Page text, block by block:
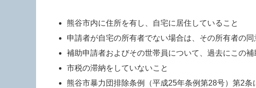
熊谷市内に住所を有し、自宅に居住していること
申請者が自宅の所有者でない場合は、その所有者の同
補助申請者およびその世帯員について、過去にこの
市税の滞納をしていないこと
熊谷市暴力団排除条例（平成25年条例第28号）第2